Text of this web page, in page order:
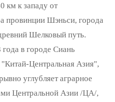
км к западу от
провинции Шэньси, города
Шелковый путь.
в городе Сиань
Центральная Азия",
углубляет аграрное
Центральной Азии /ЦА/,